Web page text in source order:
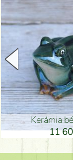
Kerámia
11